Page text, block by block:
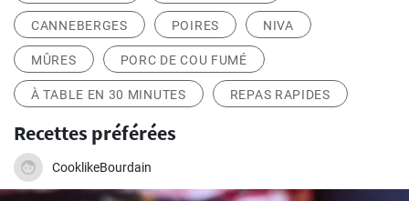
CANNEBERGES POIRES NIVA
MÛRES PORC DE COU FUMÉ
À TABLE EN 30 MINUTES REPAS RAPIDES
Recettes préférées
CooklikeBourdain